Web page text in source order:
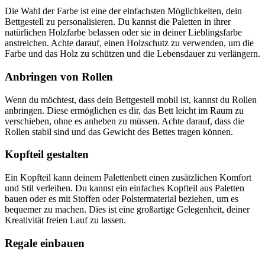
Die Wahl der Farbe ist eine der einfachsten Möglichkeiten, dein
Bettgestell zu personalisieren. Du kannst die Paletten in ihrer
natürlichen Holzfarbe belassen oder sie in deiner Lieblingsfarbe
anstreichen. Achte darauf, einen Holzschutz zu verwenden, um die
Farbe und das Holz zu schützen und die Lebensdauer zu verlängern.
Anbringen von Rollen
Wenn du möchtest, dass dein Bettgestell mobil ist, kannst du Rollen
anbringen. Diese ermöglichen es dir, das Bett leicht im Raum zu
verschieben, ohne es anheben zu müssen. Achte darauf, dass die
Rollen stabil sind und das Gewicht des Bettes tragen können.
Kopfteil gestalten
Ein Kopfteil kann deinem Palettenbett einen zusätzlichen Komfort
und Stil verleihen. Du kannst ein einfaches Kopfteil aus Paletten
bauen oder es mit Stoffen oder Polstermaterial beziehen, um es
bequemer zu machen. Dies ist eine großartige Gelegenheit, deiner
Kreativität freien Lauf zu lassen.
Regale einbauen